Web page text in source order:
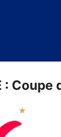
: Coupe